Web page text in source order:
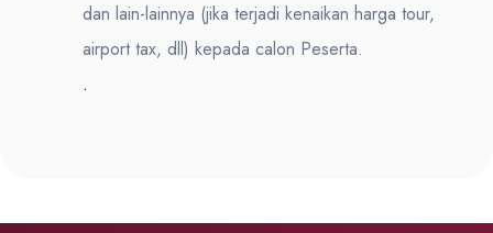
dan lain-lainnya (jika terjadi kenaikan harga tour,
airport tax, dll) kepada calon Peserta.
.